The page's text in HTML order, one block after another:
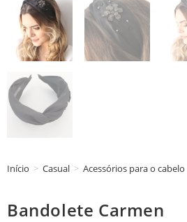
Início > Casual > Acessórios para o cabelo
Bandolete Carmen